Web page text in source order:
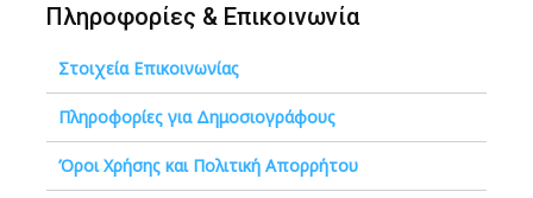
Πληροφορίες & Επικοινωνία
Στοιχεία Επικοινωνίας
Πληροφορίες για Δημοσιογράφους
Όροι Χρήσης και Πολιτική Απορρήτου